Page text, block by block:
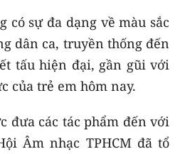
có sự đa dạng về màu sắc
dân ca, truyền thống đến
tấu hiện đại, gần gũi với
của trẻ em hôm nay.
đưa các tác phẩm đến với
Âm nhạc TPHCM đã tổ